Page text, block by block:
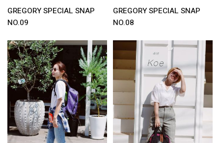
GREGORY SPECIAL SNAP
NO.09
GREGORY SPECIAL SNAP
NO.08